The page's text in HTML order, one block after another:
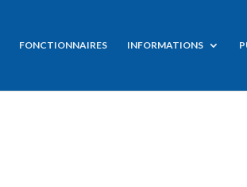
FONCTIONNAIRES INFORMATIONS